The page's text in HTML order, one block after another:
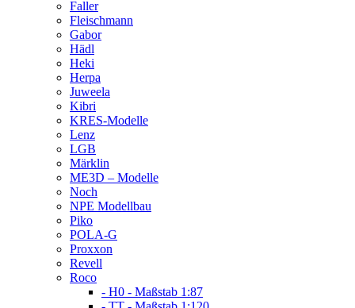
Faller
Fleischmann
Gabor
Hädl
Heki
Herpa
Juweela
Kibri
KRES-Modelle
Lenz
LGB
Märklin
ME3D – Modelle
Noch
NPE Modellbau
Piko
POLA-G
Proxxon
Revell
Roco
- H0 - Maßstab 1:87